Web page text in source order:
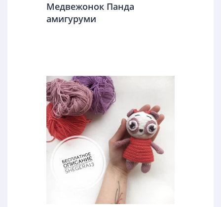
Медвежонок Панда
амигуруми